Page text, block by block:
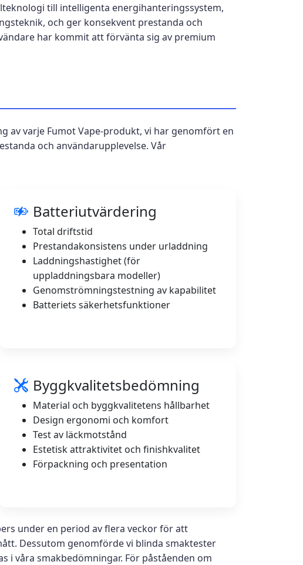
till intelligenta energihanteringssystem,
och ger konsekvent prestanda och
har kommit att förvänta sig av premium
av varje Fumot Vape-produkt, vi har genomfört en
och användarupplevelse. Vår
Batteriutvärdering
Total driftstid
Prestandakonsistens under urladdning
Laddningshastighet (för
uppladdningsbara modeller)
Genomströmningstestning av kapabilitet
Batteriets säkerhetsfunktioner
Byggkvalitetsbedömning
Material och byggkvalitetens hållbarhet
Design ergonomi och komfort
Test av läckmotstånd
Estetisk attraktivitet och finishkvalitet
Förpackning och presentation
under en period av flera veckor för att
Dessutom genomförde vi blinda smaktester
i våra smakbedömningar. För påståenden om